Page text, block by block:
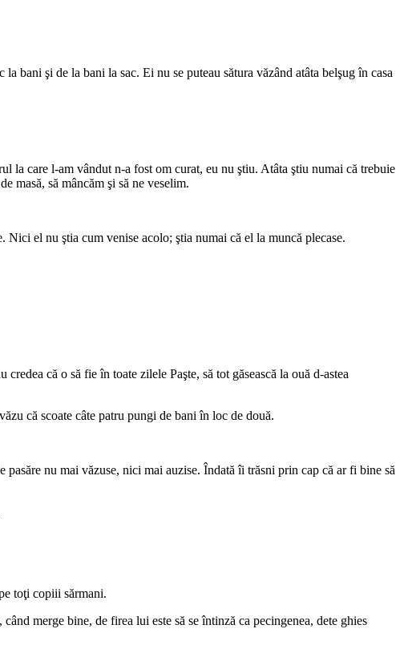
bani şi de la bani la sac. Ei nu se puteau sătura văzând atâta belşug în casa
la care l-am vândut n-a fost om curat, eu nu ştiu. Atâta ştiu numai că trebuie
masă, să mâncăm şi să ne veselim.
el nu ştia cum venise acolo; ştia numai că el la muncă plecase.
că o să fie în toate zilele Paşte, să tot găsească la ouă d-astea
că scoate câte patru pungi de bani în loc de două.
nu mai văzuse, nici mai auzise. Îndată îi trăsni prin cap că ar fi bine să
toţi copiii sărmani.
merge bine, de firea lui este să se întinză ca pecingenea, dete ghies